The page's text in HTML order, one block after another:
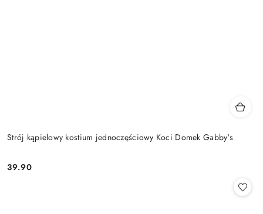
Strój kąpielowy kostium jednoczęściowy Koci Domek Gabby's
Cena:
39.90